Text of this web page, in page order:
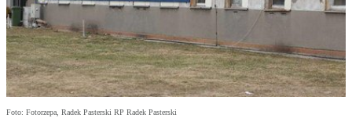
Foto: Fotorzepa, Radek Pasterski RP Radek Pasterski